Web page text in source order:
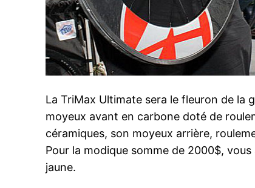
La TriMax Ultimate sera le fleuron de la
moyeux avant en carbone doté de
céramiques, son moyeux arrière,
Pour la modique somme de 2000$,
jaune.